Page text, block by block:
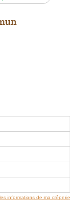
informations de ma crêperie